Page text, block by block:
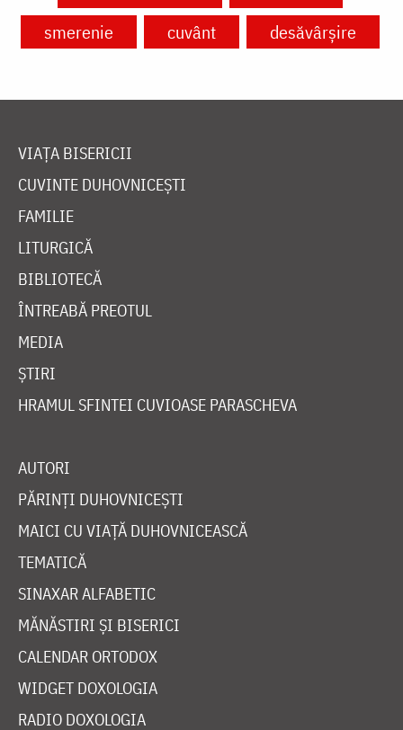
smerenie
cuvânt desăvârșire
VIAȚA BISERICII
CUVINTE DUHOVNICEȘTI
FAMILIE
LITURGICĂ
BIBLIOTECĂ
ÎNTREABĂ PREOTUL
MEDIA
ȘTIRI
HRAMUL SFINTEI CUVIOASE PARASCHEVA
AUTORI
PĂRINȚI DUHOVNICEȘTI
MAICI CU VIAȚĂ DUHOVNICEASCĂ
TEMATICĂ
SINAXAR ALFABETIC
MĂNĂSTIRI ȘI BISERICI
CALENDAR ORTODOX
WIDGET DOXOLOGIA
RADIO DOXOLOGIA